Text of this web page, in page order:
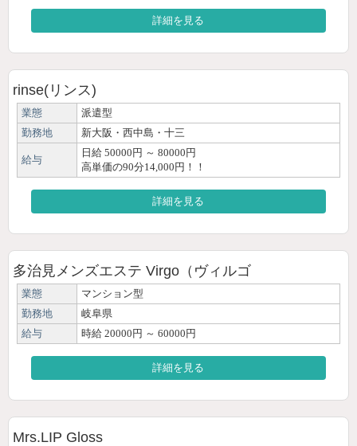
詳細を見る
rinse(リンス)
業態
派遣型
勤務地
新大阪・西中島・十三
給与
日給 50000円 ～ 80000円
高単価の90分14,000円！！
詳細を見る
多治見メンズエステ Virgo（ヴィルゴ
業態
マンション型
勤務地
岐阜県
給与
時給 20000円 ～ 60000円
詳細を見る
Mrs.LIP Gloss